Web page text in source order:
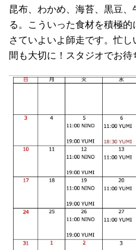
昆布、わかめ、海苔、黒豆
る。こういった食材を積極的
さていよいよ師走です。忙
間も大切に！スタジオでお待